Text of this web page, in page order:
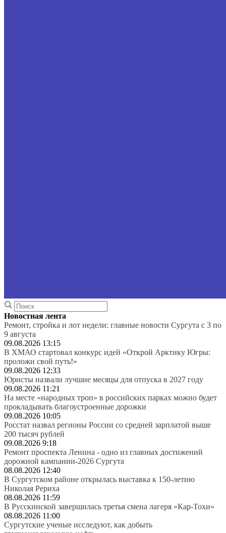
Новостная лента
Ремонт, стройка и лот недели: главные новости Сургута с 3 по
9 августа
09.08.2026 13:15
В ХМАО стартовал конкурс идей «Открой Арктику Югры:
проложи свой путь!»
09.08.2026 12:33
Юристы назвали лучшие месяцы для отпуска в 2027 году
09.08.2026 11:21
На месте «народных троп» в российских парках можно будет
прокладывать благоустроенные дорожки
09.08.2026 10:05
Росстат назвал регионы России со средней зарплатой выше
200 тысяч рублей
09.08.2026 9:18
Ремонт проспекта Ленина - одно из главных достижений
дорожной кампании-2026 Сургута
08.08.2026 12:40
В Сургутском районе открылась выставка к 150-летию
Николая Рериха
08.08.2026 11:59
В Русскинской завершилась третья смена лагеря «Кар-Тохи»
08.08.2026 11:00
Сургутские ученые исследуют, как добыть